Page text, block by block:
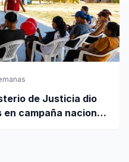
de Justicia dio
en campaña nacional